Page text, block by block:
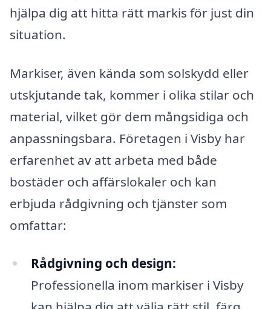
hjälpa dig att hitta rätt markis för just din
situation.
Markiser, även kända som solskydd eller
utskjutande tak, kommer i olika stilar och
material, vilket gör dem mångsidiga och
anpassningsbara. Företagen i Visby har
erfarenhet av att arbeta med både
bostäder och affärslokaler och kan
erbjuda rådgivning och tjänster som
omfattar:
Rådgivning och design:
Professionella inom markiser i Visby